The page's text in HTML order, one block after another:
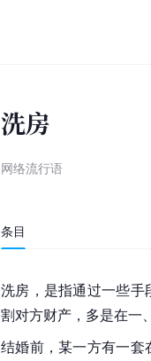
洗房
网络流行语
条目
洗房，是指通过一些手
割对方财产，多是在一
结婚前，某一方有一套